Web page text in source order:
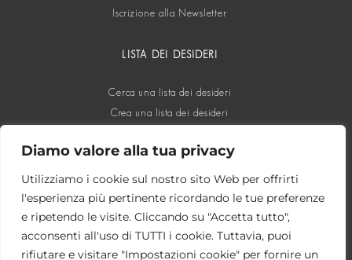
Diamo valore alla tua privacy
Utilizziamo i cookie sul nostro sito Web per offrirti
l'esperienza più pertinente ricordando le tue preferenze
e ripetendo le visite. Cliccando su "Accetta tutto",
acconsenti all'uso di TUTTI i cookie. Tuttavia, puoi
rifiutare e visitare "Impostazioni cookie" per fornire un
Iscrizione alla Newsletter
LISTA DEI DESIDERI
Cerca una lista dei desideri
Crea una lista dei desideri
SOCIAL